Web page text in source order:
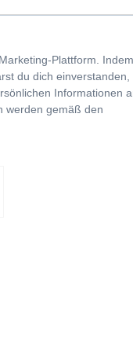
Plattform. Indem
du dich einverstanden,
Informationen
werden gemäß den